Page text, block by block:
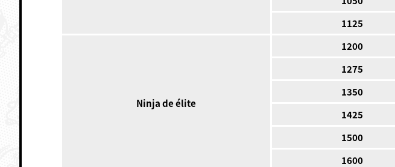
1125
Ninja de élite
1200
1275
1350
1425
1500
1600